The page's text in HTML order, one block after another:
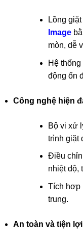
Lồng
Image
mòn, dễ
Hệ
động ổn
Công nghệ hiện
Bộ vi xử
trình giặt
Điều
nhiệt độ,
Tích hợp
trung.
An toàn và tiện